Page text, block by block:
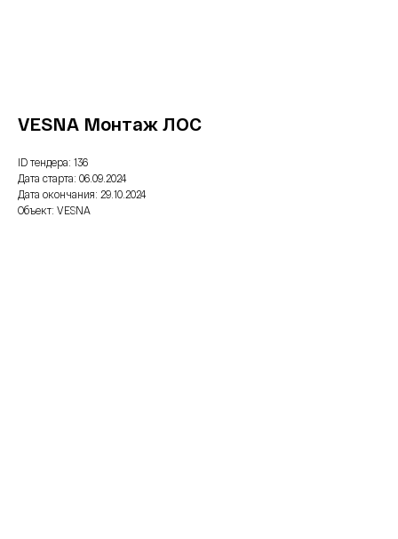
VESNA Монтаж ЛОС
ID тендера: 136
Дата старта: 06.09.2024
Дата окончания: 29.10.2024
Объект: VESNA